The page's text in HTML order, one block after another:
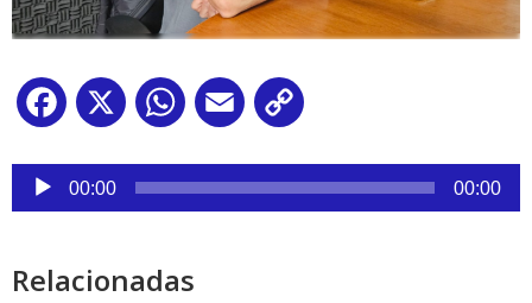
Facebook
X WhatsApp
Email
Reproductor
audio
00:00 00:00
Relacionadas